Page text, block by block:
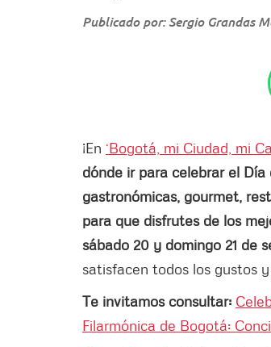
Publicado por: Sergio Grandas
¡En ‘Bogotá, mi Ciudad, mi
dónde ir para celebrar el
gastronómicas, gourmet,
para que disfrutes de los
sábado 20 y domingo 21 de
satisfacen todos los gustos
Te invitamos consultar:
Filarmónica de Bogotá: